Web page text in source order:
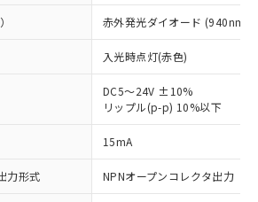
赤外発光ダイオード (940nm)
入光時点灯(赤色)
DC5～24V ±10%
リップル(p-p) 10%以下
15mA
力形式 NPNオープンコレクタ出力